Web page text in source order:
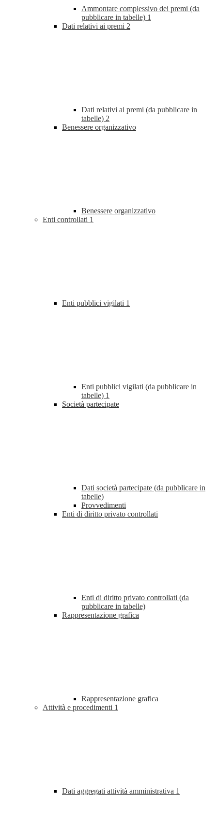
Ammontare complessivo dei premi (da
pubblicare in tabelle) 1
Dati relativi ai premi 2
Dati relativi ai premi (da pubblicare in
tabelle) 2
Benessere organizzativo
Benessere organizzativo
Enti controllati 1
Enti pubblici vigilati 1
Enti pubblici vigilati (da pubblicare in
tabelle) 1
Società partecipate
Dati società partecipate (da pubblicare in
tabelle)
Provvedimenti
Enti di diritto privato controllati
Enti di diritto privato controllati (da
pubblicare in tabelle)
Rappresentazione grafica
Rappresentazione grafica
Attività e procedimenti 1
Dati aggregati attività amministrativa 1